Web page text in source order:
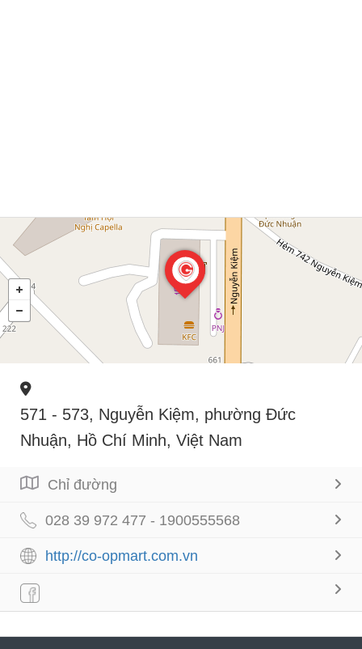
571 - 573, Nguyễn Kiệm, phường Đức
Nhuận, Hồ Chí Minh, Việt Nam
Chỉ đường
028 39 972 477 - 1900555568
http://co-opmart.com.vn